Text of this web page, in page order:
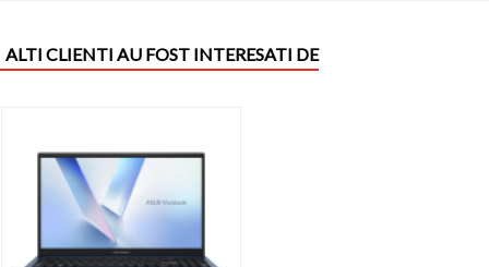
ALTI CLIENTI AU FOST INTERESATI DE